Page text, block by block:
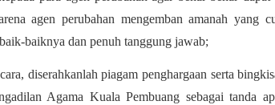
agen perubahan mengemban amanah yang
baiknya dan penuh tanggung jawab;
diserahkanlah piagam penghargaan serta
Agama Kuala Pembuang sebagai tanda